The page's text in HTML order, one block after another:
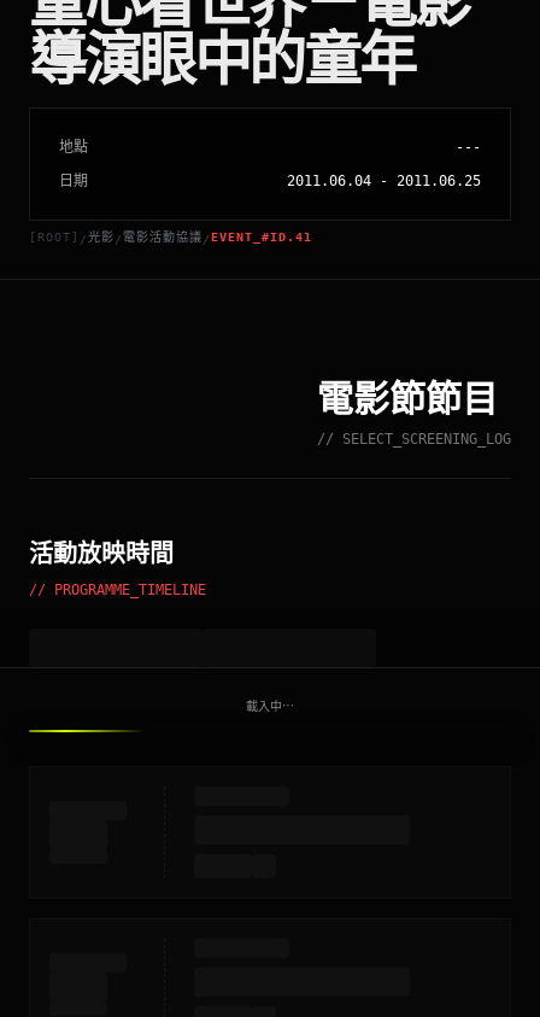
[ROOT] /光影 /電影活動協議 /EVENT_#ID.41
導演眼中的童年
地點
---
日期
2011.06.04 - 2011.06.25
電影節節目
// SELECT_SCREENING_LOG
活動放映時間
// PROGRAMME_TIMELINE
載入中⋯